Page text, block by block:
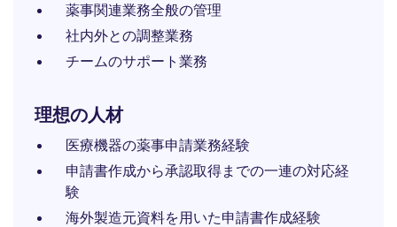
薬事関連業務全般の管理
社内外との調整業務
チームのサポート業務
理想の人材
医療機器の薬事申請業務経験
申請書作成から承認取得までの一連の対応経
験
海外製造元資料を用いた申請書作成経験